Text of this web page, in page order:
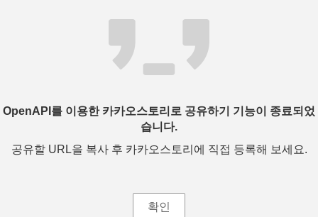
OpenAPI를 이용한 카카오스토리로 공유하기 기능이 종료되었
습니다.
공유할 URL을 복사 후 카카오스토리에 직접 등록해 보세요.
확인